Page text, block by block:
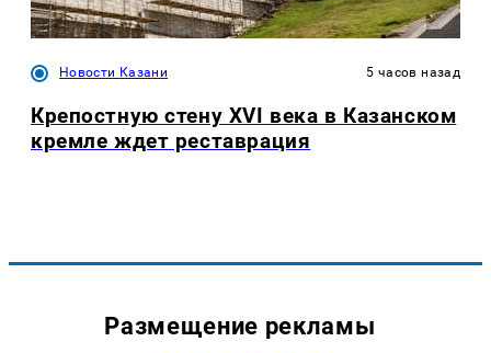
Новости Казани 5 часов назад
Крепостную стену XVI века в Казанском
кремле ждет реставрация
Размещение рекламы